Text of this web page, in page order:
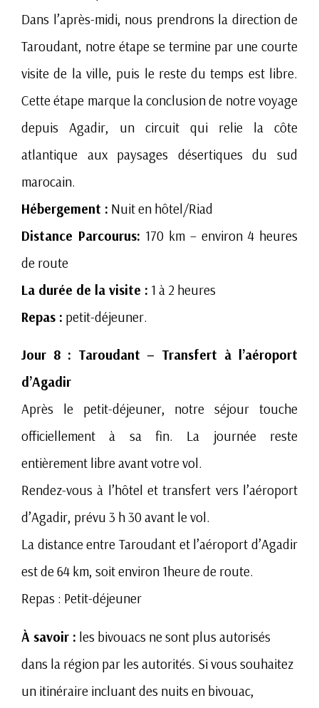
Dans l’après-midi, nous prendrons la direction de
Taroudant, notre étape se termine par une courte
visite de la ville, puis le reste du temps est libre.
Cette étape marque la conclusion de notre voyage
depuis Agadir, un circuit qui relie la côte
atlantique aux paysages désertiques du sud
marocain.
Hébergement : Nuit en hôtel/Riad
Distance Parcourus: 170 km – environ 4 heures
de route
La durée de la visite : 1 à 2 heures
Repas : petit-déjeuner.
Jour 8 : Taroudant – Transfert à l’aéroport
d’Agadir
Après le petit-déjeuner, notre séjour touche
officiellement à sa fin. La journée reste
entièrement libre avant votre vol.
Rendez-vous à l’hôtel et transfert vers l’aéroport
d’Agadir, prévu 3 h 30 avant le vol.
La distance entre Taroudant et l’aéroport d’Agadir
est de 64 km, soit environ 1heure de route.
Repas : Petit-déjeuner
À savoir : les bivouacs ne sont plus autorisés
dans la région par les autorités. Si vous souhaitez
un itinéraire incluant des nuits en bivouac,